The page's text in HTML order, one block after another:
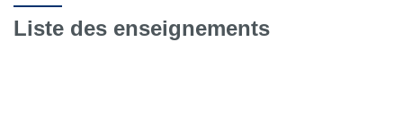
Liste des enseignements